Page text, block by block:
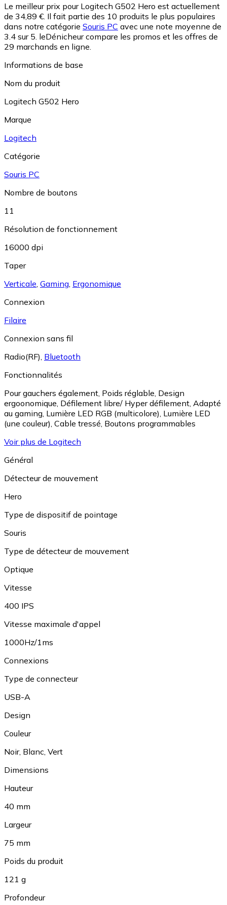
Le meilleur prix pour Logitech G502 Hero est actuellement
de 34,89 €. Il fait partie des 10 produits le plus populaires
dans notre catégorie Souris PC avec une note moyenne de
3.4 sur 5. leDénicheur compare les promos et les offres de
29 marchands en ligne.
Informations de base
Nom du produit
Logitech G502 Hero
Marque
Logitech
Catégorie
Souris PC
Nombre de boutons
11
Résolution de fonctionnement
16000 dpi
Taper
Verticale Gaming Ergonomique
Connexion
Filaire
Connexion sans fil
Radio(RF) Bluetooth
Fonctionnalités
Pour gauchers également Poids réglable Design
ergoonomique Défilement libre/ Hyper défilement Adapté
au gaming Lumière LED RGB (multicolore) Lumière LED
(une couleur) Cable tressé Boutons programmables
Voir plus de Logitech
Général
Détecteur de mouvement
Hero
Type de dispositif de pointage
Souris
Type de détecteur de mouvement
Optique
Vitesse
400 IPS
Vitesse maximale d'appel
1000Hz/1ms
Connexions
Type de connecteur
USB-A
Design
Couleur
Noir, Blanc Vert
Dimensions
Hauteur
40 mm
Largeur
75 mm
Poids du produit
121 g
Profondeur